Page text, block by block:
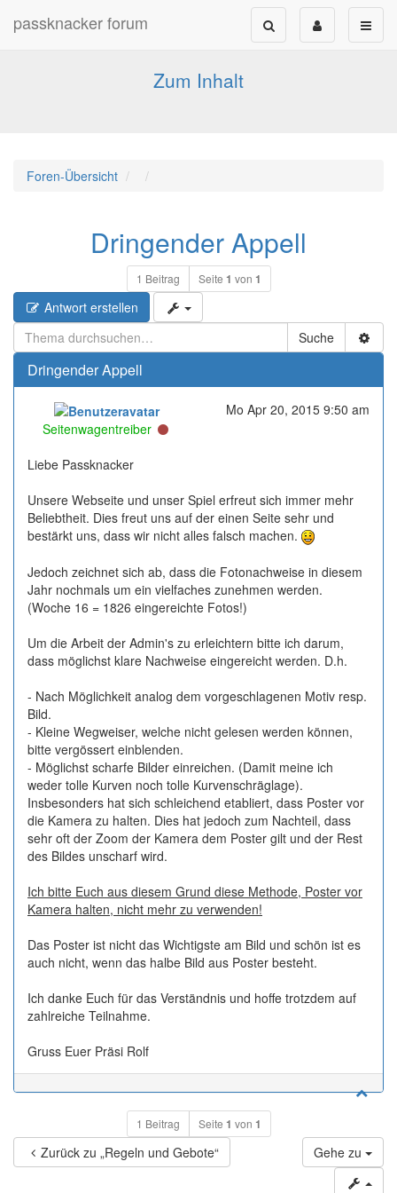
passknacker forum
Forum für alle Pässe- und Tourenfahrer
Zum Inhalt
Foren-Übersicht
Dringender Appell
1 Beitrag Seite 1 von 1
Antwort erstellen
Suche
Dringender Appell
Seitenwagentreiber
Mo Apr 20, 2015 9:50 am
Liebe Passknacker
Unsere Webseite und unser Spiel erfreut sich immer mehr
Beliebtheit. Dies freut uns auf der einen Seite sehr und
bestärkt uns, dass wir nicht alles falsch machen.
Jedoch zeichnet sich ab, dass die Fotonachweise in diesem
Jahr nochmals um ein vielfaches zunehmen werden.
(Woche 16 = 1826 eingereichte Fotos!)
Um die Arbeit der Admin's zu erleichtern bitte ich darum,
dass möglichst klare Nachweise eingereicht werden. D.h.
- Nach Möglichkeit analog dem vorgeschlagenen Motiv resp.
Bild.
- Kleine Wegweiser, welche nicht gelesen werden können,
bitte vergössert einblenden.
- Möglichst scharfe Bilder einreichen. (Damit meine ich
weder tolle Kurven noch tolle Kurvenschräglage).
Insbesonders hat sich schleichend etabliert, dass Poster vor
die Kamera zu halten. Dies hat jedoch zum Nachteil, dass
sehr oft der Zoom der Kamera dem Poster gilt und der Rest
des Bildes unscharf wird.
Ich bitte Euch aus diesem Grund diese Methode, Poster vor
Kamera halten, nicht mehr zu verwenden!
Das Poster ist nicht das Wichtigste am Bild und schön ist es
auch nicht, wenn das halbe Bild aus Poster besteht.
Ich danke Euch für das Verständnis und hoffe trotzdem auf
zahlreiche Teilnahme.
Gruss Euer Präsi Rolf
1 Beitrag Seite 1 von 1
Zurück zu „Regeln und Gebote“ Gehe zu